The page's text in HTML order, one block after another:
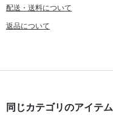
配送・送料について
返品について
同じカテゴリのアイテム